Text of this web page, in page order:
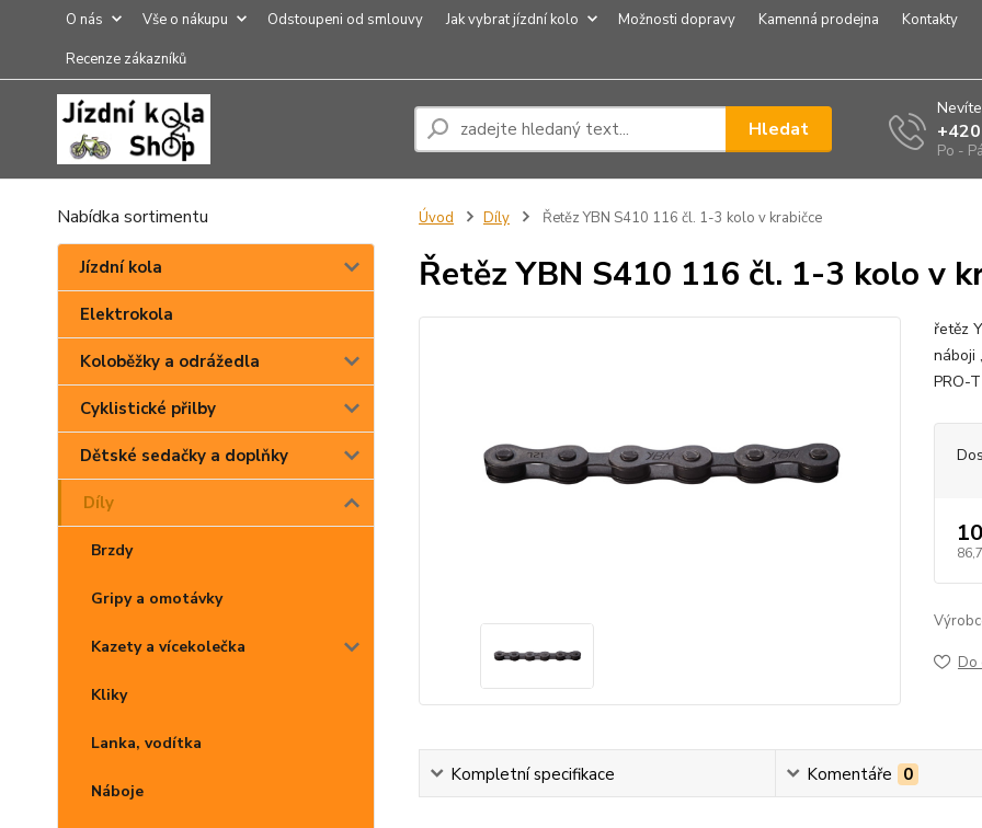
O nás Vše o nákupu Odstoupeni od smlouvy Jak vybrat jízdní kolo Možnosti dopravy Kamenná prodejna
Kontakty
Recenze zákazníků
Hledat
Po -
Nabídka sortimentu
Jízdní kola
Elektrokola
Koloběžky a odrážedla
Cyklistické přilby
Dětské sedačky a doplňky
Díly
Brzdy
Gripy a omotávky
Kazety a vícekolečka
Kliky
Lanka, vodítka
Náboje
Úvod Díly Řetěz YBN S410 116 čl. 1-3 kolo v krabičce
Řetěz YBN S410 116 čl. 1-3 kolo v
řetěz
náboji
PRO-T
Do
Kompletní specifikace Komentáře 0